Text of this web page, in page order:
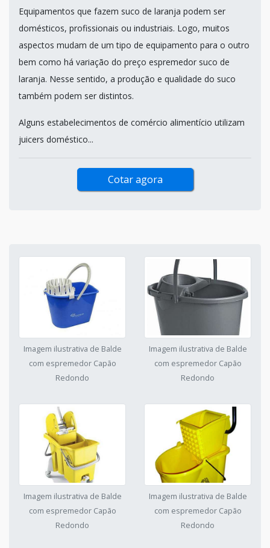
Equipamentos que fazem suco de laranja podem ser
domésticos, profissionais ou industriais. Logo, muitos
aspectos mudam de um tipo de equipamento para o outro
bem como há variação do preço espremedor suco de
laranja. Nesse sentido, a produção e qualidade do suco
também podem ser distintos.
Alguns estabelecimentos de comércio alimentício utilizam
juicers doméstico...
Cotar agora
Imagem ilustrativa de Balde
com espremedor Capão
Redondo
Imagem ilustrativa de Balde
com espremedor Capão
Redondo
Imagem ilustrativa de Balde
com espremedor Capão
Redondo
Imagem ilustrativa de Balde
com espremedor Capão
Redondo